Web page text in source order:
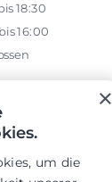
18:30
bis16:00
×
um die